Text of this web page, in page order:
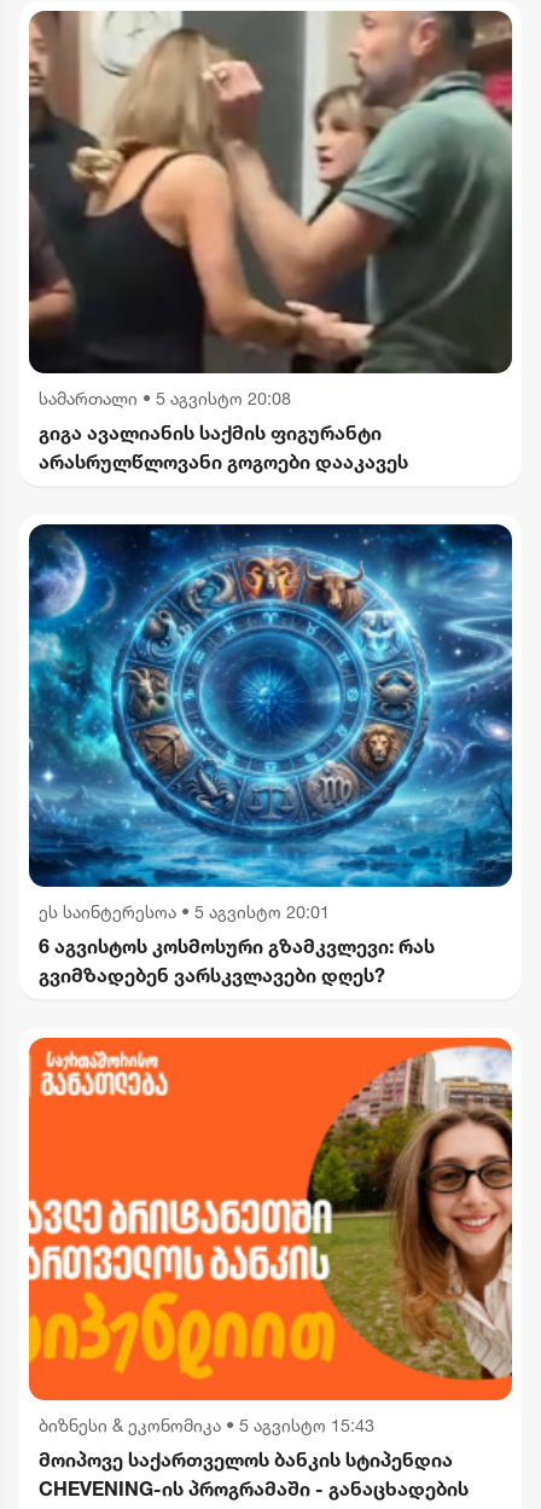
სამართალი • 5 აგვისტო 20:08
გიგა ავალიანის საქმის ფიგურანტი
არასრულწლოვანი გოგოები დააკავეს
ეს საინტერესოა • 5 აგვისტო 20:01
6 აგვისტოს კოსმოსური გზამკვლევი: რას
გვიმზადებენ ვარსკვლავები დღეს?
ბიზნესი & ეკონომიკა • 5 აგვისტო 15:43
მოიპოვე საქართველოს ბანკის სტიპენდია
CHEVENING-ის პროგრამაში - განაცხადების